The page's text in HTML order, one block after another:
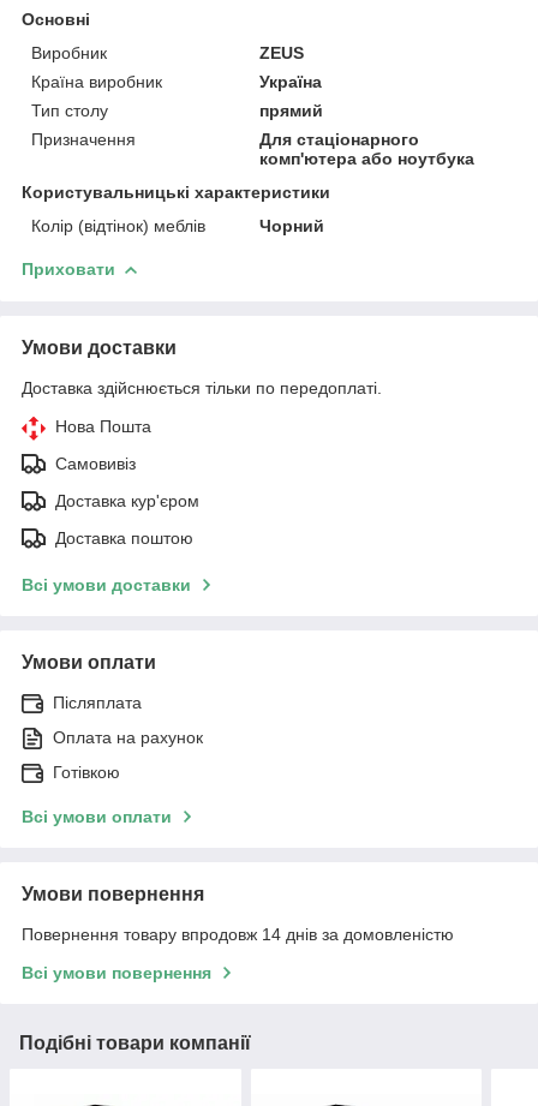
Основні
Виробник
ZEUS
Країна виробник
Україна
Тип столу
прямий
Призначення
Для стаціонарного
комп'ютера або ноутбука
Користувальницькі характеристики
Колір (відтінок) меблів
Чорний
Приховати
Умови доставки
Доставка здійснюється тільки по передоплаті.
Нова Пошта
Самовивіз
Доставка кур'єром
Доставка поштою
Всі умови доставки
Умови оплати
Післяплата
Оплата на рахунок
Готівкою
Всі умови оплати
Умови повернення
Повернення товару впродовж 14 днів за домовленістю
Всі умови повернення
Подібні товари компанії